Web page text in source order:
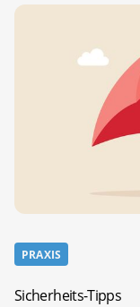
PRAXIS
Sicherheits-Tipps